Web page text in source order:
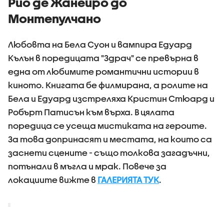
Монтепулчано
Любовта на Бела Суон и вампира Едуард
Кълън в поредицата "Здрач" се превърна в
една от любимите романтични истории в
киното. Книгата бе филмирана, а ролите на
Бела и Едуард изстреляха Кристин Стюард и
Робърт Патисън към върха. В цялата
поредица се усеща мистиката на героите.
За това допринасят и местата, на които са
заснети сцените - също толкова загадъчни,
потънали в мъгла и мрак. Повече за
локациите вижте в ГАЛЕРИЯТА ТУК.